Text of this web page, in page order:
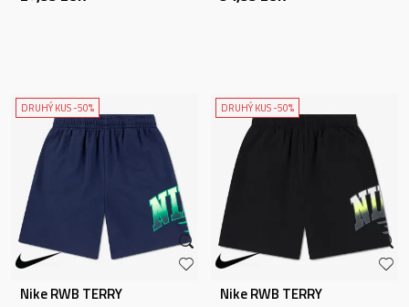
DRUHÝ KUS -50%
Nike RWB TERRY
DRUHÝ KUS -50%
Nike RWB TERRY